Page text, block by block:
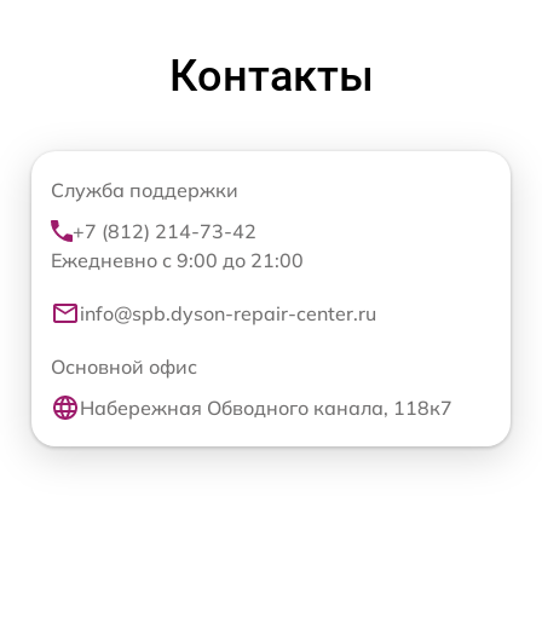
Контакты
Служба поддержки
+7 (812) 214-73-42
Ежедневно с 9:00 до 21:00
info@spb.dyson-repair-center.ru
Основной офис
Набережная Обводного канала, 118к7